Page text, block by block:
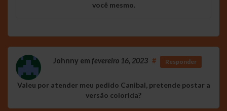
você mesmo.
Johnny em fevereiro 16, 2023 # Responder
Valeu por atender meu pedido Canibal, pretende postar a
versão colorida?